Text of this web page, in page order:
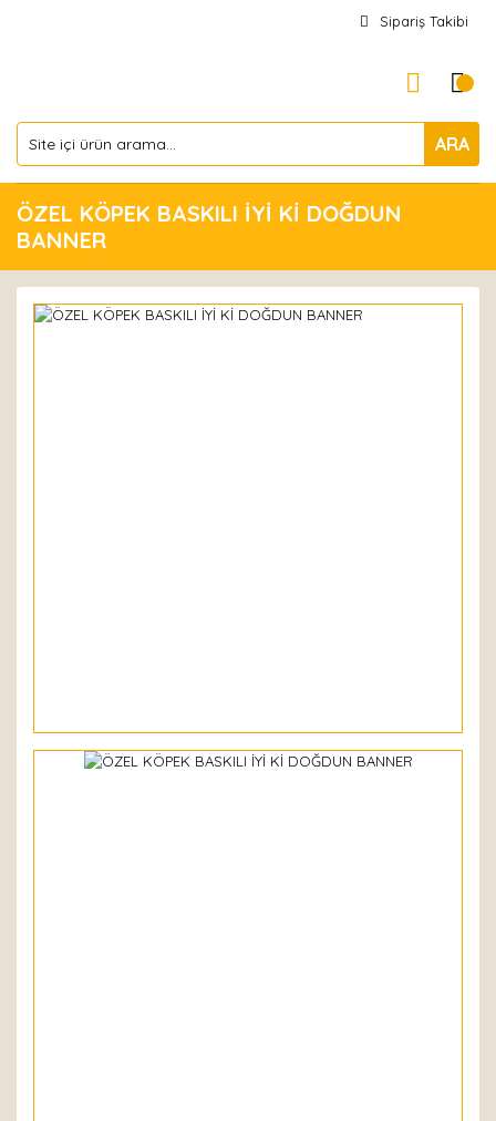
Sipariş Takibi
ARA
ÖZEL KÖPEK BASKILI İYİ Kİ DOĞDUN
BANNER